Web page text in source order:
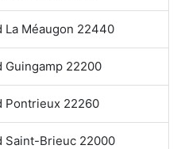
La Méaugon 22440
Guingamp 22200
Pontrieux 22260
Saint-Brieuc 22000